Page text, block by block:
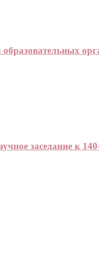
заседание к